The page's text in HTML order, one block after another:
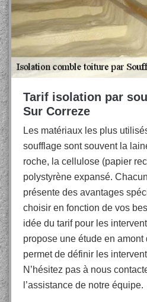
Tarif isolation par
Sur Correze
Les matériaux les plus
soufflage sont souvent la
roche, la cellulose (papier
polystyrène expansé.
présente des avantages
choisir en fonction de vos
idée du tarif pour les
propose une étude en
permet de définir les
N’hésitez pas à nous
l’assistance de notre équipe.